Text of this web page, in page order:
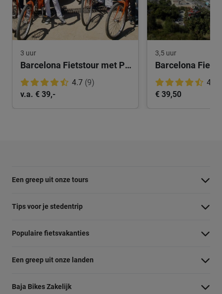
3 uur
Barcelona Fietstour met Privégids
4.7 (9)
v.a. € 39,-
3,5 uur
4.8
€ 39,50
Een greep uit onze tours
Barcelona Panorama tour
Dublin fietstour
Kaapstad Township tour
Tips voor je stedentrip
Wat te doen in Amsterdam
Wat te doen in Berlijn
Wat te doen in Boedapest
Populaire fietsvakanties
Fietsvakantie Duitsland
Fietsvakantie Italie
Een greep uit onze landen
Belgie
Baja Bikes Zakelijk